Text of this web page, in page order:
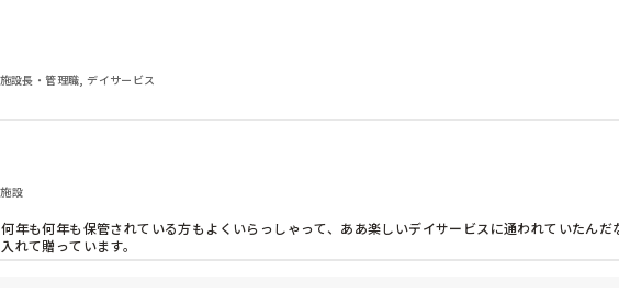
の登録人数は160人ぐらいで、予算は1人100～150円ぐらいと思ってます💦
いm(_ _)m
設長・管理職, デイサービス
設
年も何年も保管されている方もよくいらっしゃって、ああ楽しいデイサービスに通われていたん
れて贈っています。